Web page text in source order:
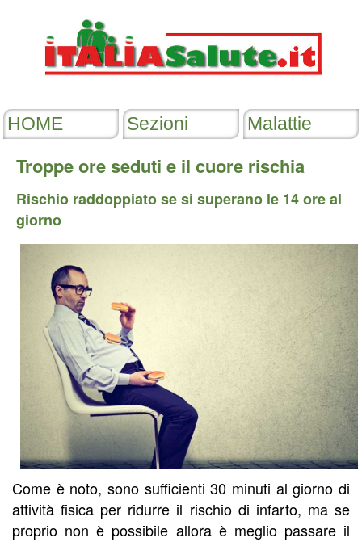
Troppe ore seduti e il cuore rischia
Rischio raddoppiato se si superano le 14 ore al
giorno
Come è noto, sono sufficienti 30 minuti al giorno di
attività fisica per ridurre il rischio di infarto, ma se
proprio non è possibile allora è meglio passare il